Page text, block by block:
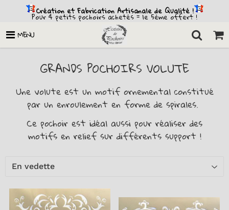
Création et Fabrication Artisanale de Qualité !
Pour 4 petits pochoirs achetés = le 5ème offert !
MENU
GRANDS POCHOIRS VOLUTE
Une volute est un motif ornemental constitué
par un enroulement en forme de spirales.
Ce pochoir est idéal aussi pour réaliser des
motifs en relief sur différents support !